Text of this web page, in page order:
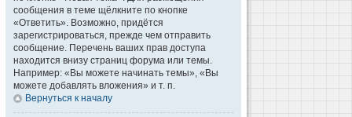
сообщения в теме щёлкните по кнопке
«Ответить». Возможно, придётся
зарегистрироваться, прежде чем отправить
сообщение. Перечень ваших прав доступа
находится внизу страниц форума или темы.
Например: «Вы можете начинать темы», «Вы
можете добавлять вложения» и т. п.
Вернуться к началу